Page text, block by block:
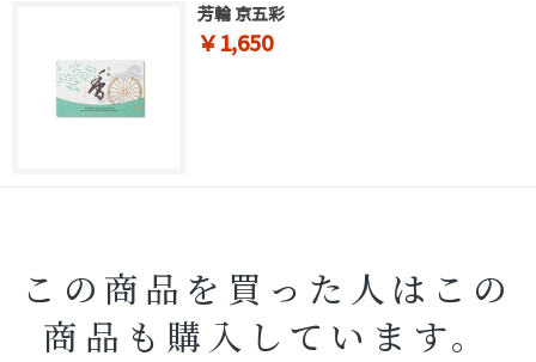
芳輪 京五彩
￥1,650
この商品を買った人はこの
商品も購入しています。